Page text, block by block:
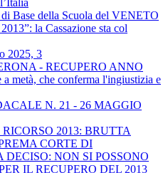
Base della Scuola del VENETO
la Cassazione sta col
2025, 3
- RECUPERO ANNO
a metà, che conferma l'ingiustizia e
N. 21 - 26 MAGGIO
2013: BRUTTA
CORTE DI
NON SI POSSONO
IL RECUPERO DEL 2013